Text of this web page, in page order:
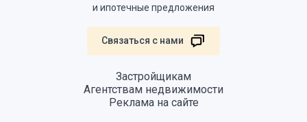
и ипотечные предложения
Связаться с нами
Застройщикам
Агентствам недвижимости
Реклама на сайте